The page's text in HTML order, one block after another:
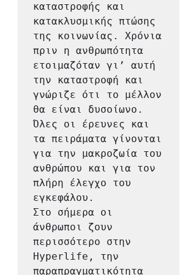
καταστροφής και
κατακλυσμικής πτώσης
της κοινωνίας. Χρόνια
πριν η ανθρωπότητα
ετοιμαζόταν γι’ αυτή
την καταστροφή και
γνώριζε ότι το μέλλον
θα είναι δυσοίωνο.
Όλες οι έρευνες και
τα πειράματα γίνονται
για την μακροζωία του
ανθρώπου και για τον
πλήρη έλεγχο του
εγκεφάλου.
Στο σήμερα οι
άνθρωποι ζουν
περισσότερο στην
Hyperlife, την
παραπραγματικότητα